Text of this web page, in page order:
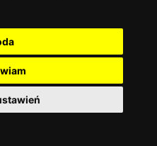
Łódź 3513
Gdańsk 2075